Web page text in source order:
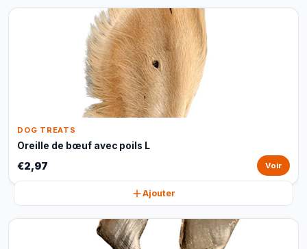
DOG TREATS
Oreille de bœuf avec poils L
€2,97 Voir
Ajouter